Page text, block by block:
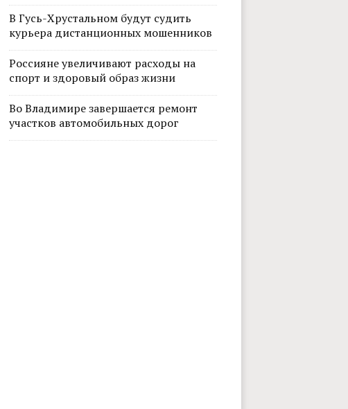
В Гусь-Хрустальном будут судить
курьера дистанционных мошенников
Россияне увеличивают расходы на
спорт и здоровый образ жизни
Во Владимире завершается ремонт
участков автомобильных дорог